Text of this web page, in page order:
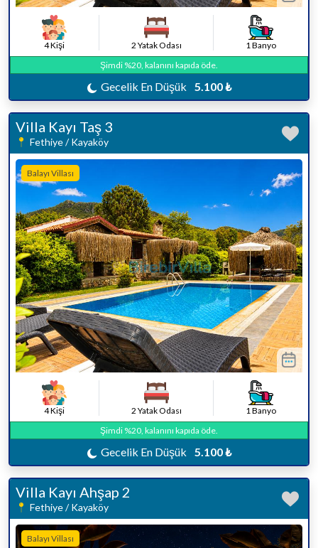
4 Kişi 2 Yatak Odası
1 Banyo
Şimdi %20, kalanını kapıda öde.
Gecelik En Düşük 5.100 ₺
Villa Kayı Taş 3
Fethiye / Kayaköy
Balayı Villası
4 Kişi 2 Yatak Odası
1 Banyo
Şimdi %20, kalanını kapıda öde.
Gecelik En Düşük 5.100 ₺
Villa Kayı Ahşap 2
Fethiye / Kayaköy
Balayı Villası